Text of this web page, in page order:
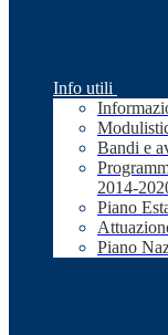
Info utili
Bandi e
2014-
Piano
Piano